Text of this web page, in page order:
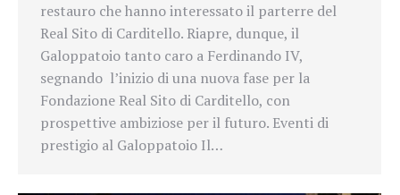
restauro che hanno interessato il parterre del
Real Sito di Carditello. Riapre, dunque, il
Galoppatoio tanto caro a Ferdinando IV,
segnando l’inizio di una nuova fase per la
Fondazione Real Sito di Carditello, con
prospettive ambiziose per il futuro. Eventi di
prestigio al Galoppatoio Il…